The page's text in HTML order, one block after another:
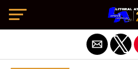
Salir de la